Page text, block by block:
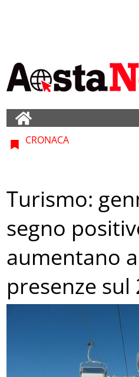
CRONACA
Turismo:
segno
aumentano
presenze sul